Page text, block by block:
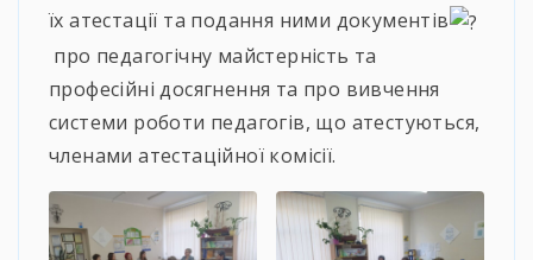
їх атестації та подання ними документів
про педагогічну майстерність та
професійні досягнення та про вивчення
системи роботи педагогів, що атестуються,
членами атестаційної комісії.